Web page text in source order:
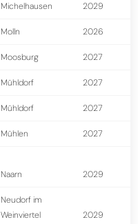
Michelhausen 2029
Molln 2026
Moosburg 2027
Mühldorf 2027
Mühldorf 2027
Mühlen 2027
Naarn 2029
Neudorf im
Weinviertel
2029